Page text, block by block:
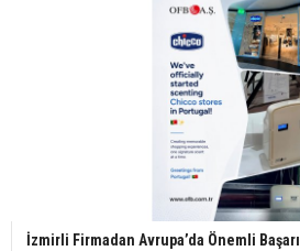
İzmirli Firmadan Avrupa’da Önemli Başarı